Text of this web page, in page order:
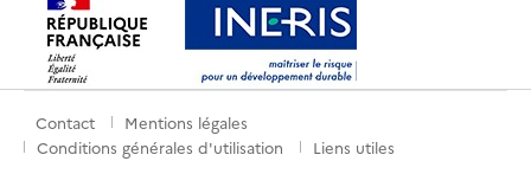
Menu
Contact
Mentions légales
Conditions générales d'utilisation
Liens utiles